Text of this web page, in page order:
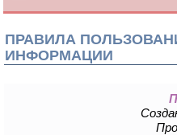
ПРАВИЛА
ИНФОРМАЦИИ